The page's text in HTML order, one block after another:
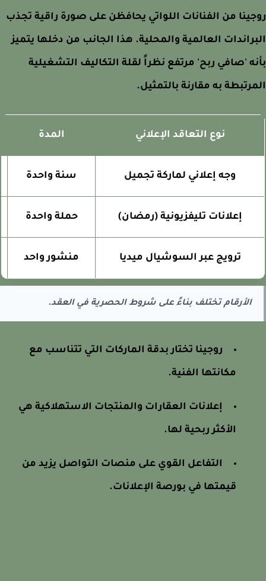
من الفنانات اللواتي يحافظن على صورة راقية تجذب
العالمية والمحلية. هذا الجانب من دخلها يتميز
'صافي ربح' مرتفع نظراً لقلة التكاليف التشغيلية
به مقارنة بالتمثيل.
نوع التعاقد الإعلاني المدة
وجه إعلاني لماركة تجميل سنة واحدة
إعلانات تليفزيونية (رمضان) حملة واحدة
ترويج عبر السوشيال ميديا منشور واحد
الأرقام تختلف بناءً على شروط الحصرية في العقد.
روجينا تختار بدقة الماركات التي تتناسب مع
مكانتها الفنية.
إعلانات العقارات والمنتجات الاستهلاكية هي
الأكثر ربحية لها.
التفاعل القوي على منصات التواصل يزيد من
قيمتها في بورصة الإعلانات.